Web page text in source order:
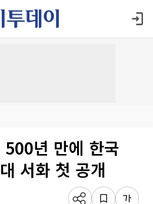
년 만에 한국
서화 첫 공개